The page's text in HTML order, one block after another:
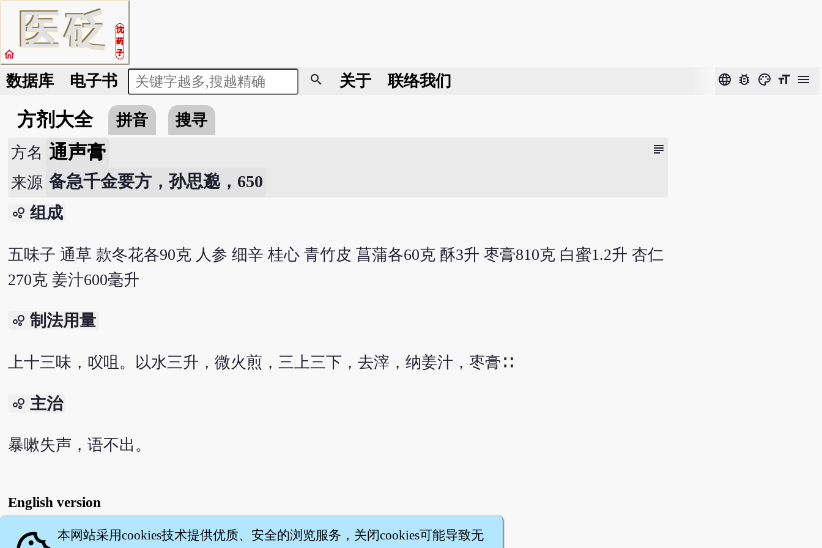
医砭
沈
药
子
home
数据库 电子书 search 关于 联络我们 language bug_report color_lens format_size menu
方剂大全 拼音 搜寻
subject
方名 通声膏
来源 备急千金要方，孙思邈，650
bubble_chart 组成
五味子 通草 款冬花各90克 人参 细辛 桂心 青竹皮 菖蒲各60克 酥3升 枣膏810克 白蜜1.2升 杏仁
270克 姜汁600毫升
bubble_chart 制法用量
上十三味，㕮咀。以水三升，微火煎，三上三下，去滓，纳姜汁，枣膏∷
bubble_chart 主治
暴嗽失声，语不出。
English version
本网站采用cookies技术提供优质、安全的浏览服务，关闭cookies可能导致无